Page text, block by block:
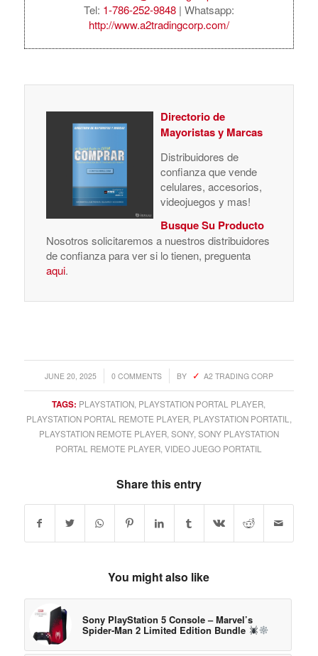
Tel: 1-786-252-9848| Whatsapp:
http://www.a2tradingcorp.com/
Directorio de
Mayoristas y Marcas
Distribuidores de
confianza que vende
celulares, accesorios,
videojuegos y mas!
Busque Su Producto
Nosotros solicitaremos a nuestros distribuidores
de confianza para ver si lo tienen, preguenta
aqui.
JUNE 20, 2025
/ 0 COMMENTS
/ BY A2 TRADING CORP
TAGS: PLAYSTATION PLAYSTATION PORTAL PLAYER
PLAYSTATION PORTAL REMOTE PLAYER, PLAYSTATION PORTATIL
PLAYSTATION REMOTE PLAYER, SONY, SONY PLAYSTATION
PORTAL REMOTE PLAYER ,VIDEO JUEGO PORTATIL
Share this entry
You might also like
Sony PlayStation 5 Console – Marvel’s
Spider-Man 2 Limited Edition Bundle